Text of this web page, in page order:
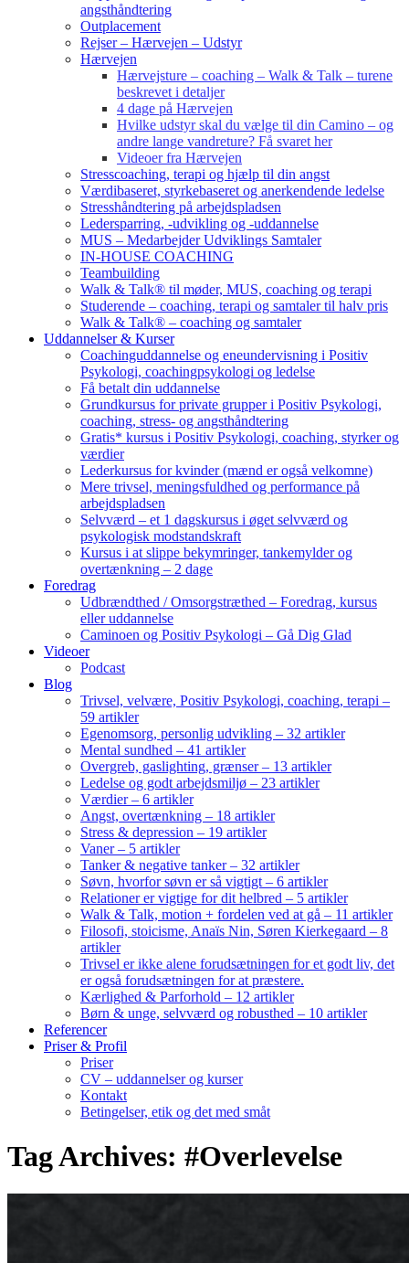
angsthåndtering
Outplacement
Rejser – Hærvejen – Udstyr
Hærvejen
Hærvejsture – coaching – Walk & Talk – turene
beskrevet i detaljer
4 dage på Hærvejen
Hvilke udstyr skal du vælge til din Camino – og
andre lange vandreture? Få svaret her
Videoer fra Hærvejen
Stresscoaching, terapi og hjælp til din angst
Værdibaseret, styrkebaseret og anerkendende ledelse
Stresshåndtering på arbejdspladsen
Ledersparring, -udvikling og -uddannelse
MUS – Medarbejder Udviklings Samtaler
IN-HOUSE COACHING
Teambuilding
Walk & Talk® til møder, MUS, coaching og terapi
Studerende – coaching, terapi og samtaler til halv pris
Walk & Talk® – coaching og samtaler
Uddannelser & Kurser
Coachinguddannelse og eneundervisning i Positiv
Psykologi, coachingpsykologi og ledelse
Få betalt din uddannelse
Grundkursus for private grupper i Positiv Psykologi,
coaching, stress- og angsthåndtering
Gratis* kursus i Positiv Psykologi, coaching, styrker og
værdier
Lederkursus for kvinder (mænd er også velkomne)
Mere trivsel, meningsfuldhed og performance på
arbejdspladsen
Selvværd – et 1 dagskursus i øget selvværd og
psykologisk modstandskraft
Kursus i at slippe bekymringer, tankemylder og
overtænkning – 2 dage
Foredrag
Udbrændthed / Omsorgstræthed – Foredrag, kursus
eller uddannelse
Caminoen og Positiv Psykologi – Gå Dig Glad
Videoer
Podcast
Blog
Trivsel, velvære, Positiv Psykologi, coaching, terapi –
59 artikler
Egenomsorg, personlig udvikling – 32 artikler
Mental sundhed – 41 artikler
Overgreb, gaslighting, grænser – 13 artikler
Ledelse og godt arbejdsmiljø – 23 artikler
Værdier – 6 artikler
Angst, overtænkning – 18 artikler
Stress & depression – 19 artikler
Vaner – 5 artikler
Tanker & negative tanker – 32 artikler
Søvn, hvorfor søvn er så vigtigt – 6 artikler
Relationer er vigtige for dit helbred – 5 artikler
Walk & Talk, motion + fordelen ved at gå – 11 artikler
Filosofi, stoicisme, Anaïs Nin, Søren Kierkegaard – 8
artikler
Trivsel er ikke alene forudsætningen for et godt liv, det
er også forudsætningen for at præstere.
Kærlighed & Parforhold – 12 artikler
Børn & unge, selvværd og robusthed – 10 artikler
Referencer
Priser & Profil
Priser
CV – uddannelser og kurser
Kontakt
Betingelser, etik og det med småt
Tag Archives: #Overlevelse